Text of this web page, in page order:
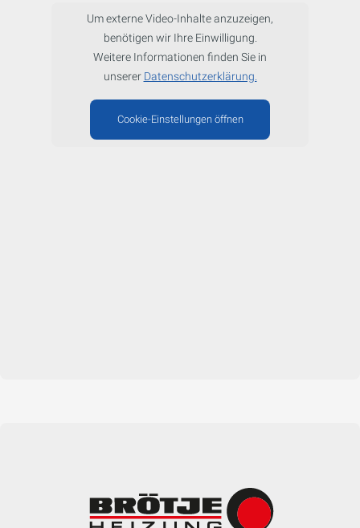
Um externe Video-Inhalte anzuzeigen,
benötigen wir Ihre Einwilligung.
Weitere Informationen finden Sie in
unserer Datenschutzerklärung.
Cookie-Einstellungen öffnen